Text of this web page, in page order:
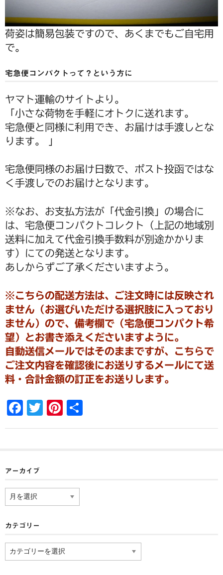
荷姿は簡易包装ですので、あくまでもご自宅用
で。
宅急便コンパクトって？という方に
ヤマト運輸のサイトより。
「小さな荷物を手軽にオトクに送れます。
宅急便と同様に利用でき、お届けは手渡しとな
ります。 」
宅急便同様のお届け日数で、ポスト投函ではな
く手渡しでのお届けとなります。
※なお、お支払方法が「代金引換」の場合に
は、宅急便コンパクトコレクト（上記の地域別
送料に加えて代金引換手数料が別途かかりま
す）にての発送となります。
あしからずご了承くださいますよう。
※こちらの配送方法は、ご注文時には反映され
ません（お選びいただける選択肢に入っており
ません）ので、備考欄で（宅急便コンパクト希
望）とお書き添えくださいますように。
自動送信メールではそのままですが、こちらで
ご注文内容を確認後にお送りするメールにて送
料・合計金額の訂正をお送りします。
F
a
b
o
o
k
T
wi
Pi
nt 有
アーカイブ
ア
イ
カテゴリー